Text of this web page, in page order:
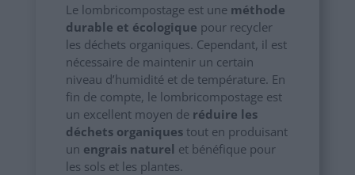
Le lombricompostage est une méthode
durable et écologique pour recycler
les déchets organiques. Cependant, il est
nécessaire de maintenir un certain
niveau d’humidité et de température. En
fin de compte, le lombricompostage est
un excellent moyen de réduire les
déchets organiquestout en produisant
un engrais naturel et bénéfique pour
les sols et les plantes.